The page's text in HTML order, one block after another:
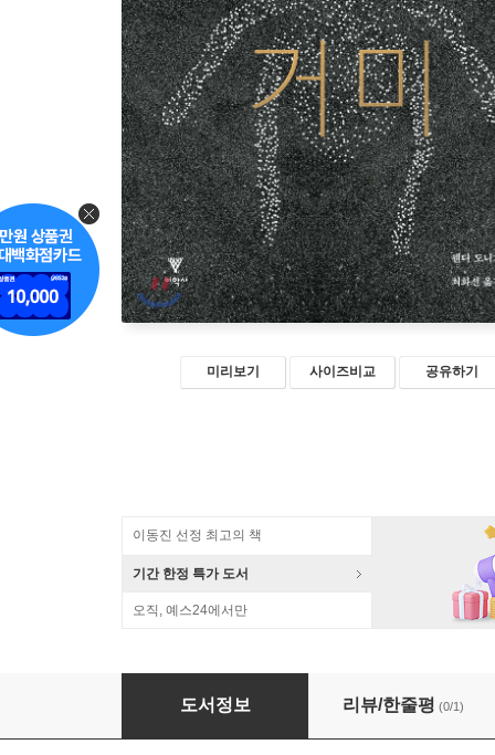
미리보기 사이즈비교 공유하기
이동진 선정 최고의 책
기간 한정 특가 도서
오직, 예스24에서만
암시된 거미
도서정보 리뷰/한줄평 (0/1)